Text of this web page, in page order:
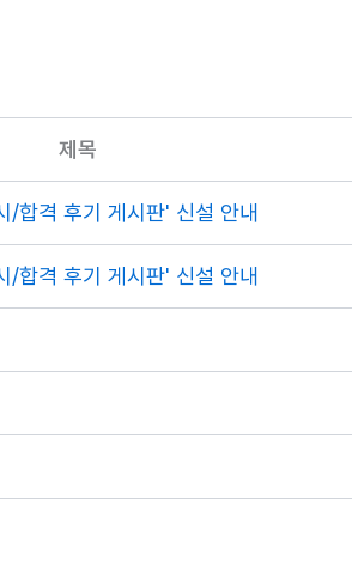
제목
/합격 후기 게시판' 신설 안내
/합격 후기 게시판' 신설 안내